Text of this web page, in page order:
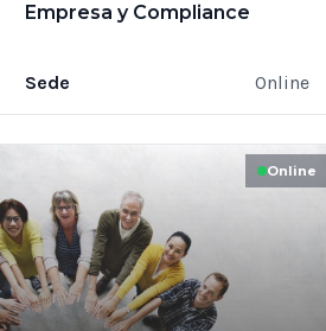
Empresa y Compliance
Sede Online
Online